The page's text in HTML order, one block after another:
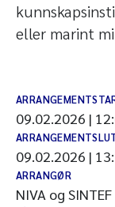
eller marint
09.02.2026 |
09.02.2026 |
ARRANGØR
NIVA og